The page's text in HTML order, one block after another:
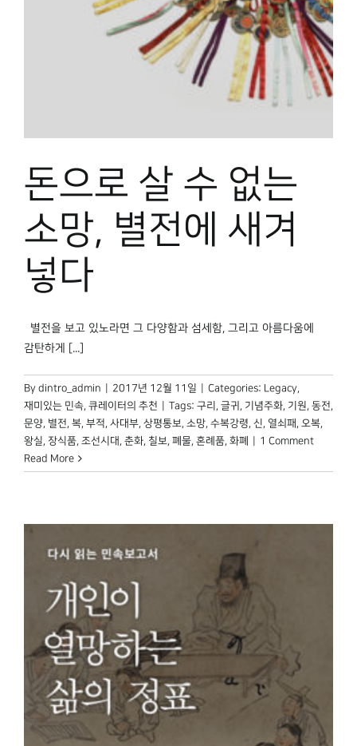
돈으로 살 수 없는
소망, 별전에 새겨
넣다
별전을 보고 있노라면 그 다양함과 섬세함, 그리고 아름다움에
감탄하게 [...]
By dintro_admin 2017년 12월 11일 Categories: Legacy,
재미있는 민속, 큐레이터의 추천 Tags: 구리 , 글귀 , 기념주화, 기원, 동전,
문양, 별전, 복, 부적, 사대부, 상평통보, 소망, 수복강령, 신, 열쇠패 , 오복,
왕실, 장식품, 조선시대 , 춘화, 칠보, 폐물, 혼례품, 화폐
1 Comment
Read More